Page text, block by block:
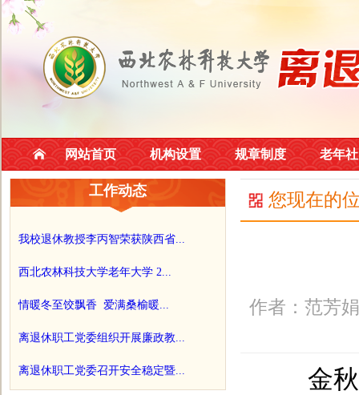
网站首页 机构设置 规章制度 老年
工作动态
我校退休教授李丙智荣获陕西省...
西北农林科技大学老年大学 2...
情暖冬至饺飘香 爱满桑榆暖...
离退休职工党委组织开展廉政教...
离退休职工党委召开安全稳定暨...
您现在的
作者：范
金秋